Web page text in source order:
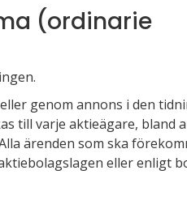
(ordinarie
genom annons i den
till varje aktieägare, bland
ärenden som ska
eller enligt